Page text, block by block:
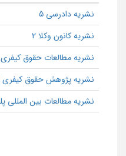
نشریه دادرسی 5
نشریه کانون وکلا 2
نشریه مطالعات حقوق کیفری
نشریه پژوهش حقوق کیفری 2
نشریه مطالعات بین المللی